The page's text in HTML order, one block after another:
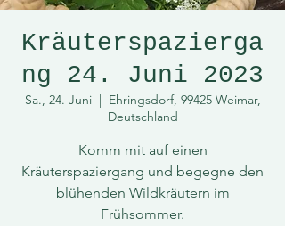
Kräuterspazierga
ng 24. Juni 2023
Sa., 24. Juni
  |
Ehringsdorf, 99425 Weimar,
Deutschland
Komm mit auf einen
Kräuterspaziergang und begegne den
blühenden Wildkräutern im
Frühsommer.